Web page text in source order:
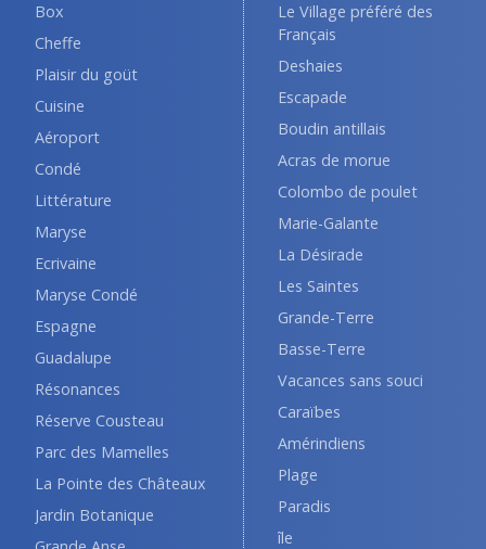
Box
Cheffe
Plaisir du goüt
Cuisine
Aéroport
Condé
Littérature
Maryse
Ecrivaine
Maryse Condé
Espagne
Guadalupe
Résonances
Réserve Cousteau
Parc des Mamelles
La Pointe des Châteaux
Jardin Botanique
Le Village préféré des
Français
Deshaies
Escapade
Boudin antillais
Acras de morue
Colombo de poulet
Marie-Galante
La Désirade
Les Saintes
Grande-Terre
Basse-Terre
Vacances sans souci
Caraïbes
Amérindiens
Plage
Paradis
île